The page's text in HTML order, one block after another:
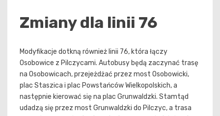
Zmiany dla linii 76
Modyfikacje dotkną również linii 76, która łączy
Osobowice z Pilczycami. Autobusy będą zaczynać trasę
na Osobowicach, przejeżdżać przez most Osobowicki,
plac Staszica i plac Powstańców Wielkopolskich, a
następnie kierować się na plac Grunwaldzki. Stamtąd
udadzą się przez most Grunwaldzki do Pilczyc, a trasa